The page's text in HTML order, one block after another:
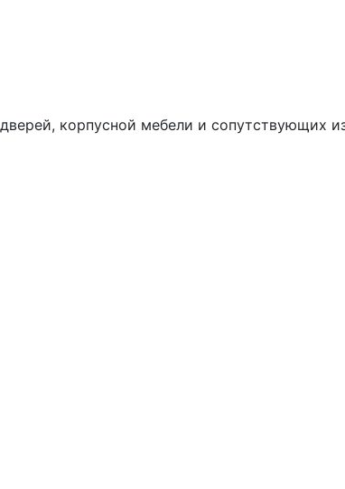
корпусной мебели и сопутствующих